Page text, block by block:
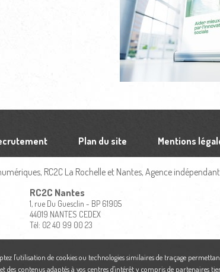
Plan du site Mentions
RC2C La Rochelle et Nantes, Agence
RC2C Nantes
1, rue Du Guesclin - BP 61905
44019 NANTES CEDEX
Tél: 02 40 99 00 23
l'utilisation de cookies ou technologies similaires de traçage
des contenus adaptés à vos centres d'intérêt y compris de partenaires